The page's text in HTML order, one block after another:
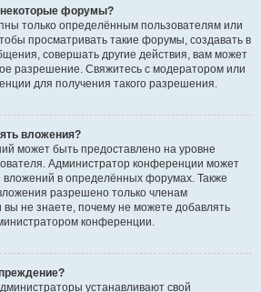
форумы?
только определённым пользователям или
просматривать такие форумы, создавать в
совершать другие действия, вам может
разрешение. Свяжитесь с модератором или
для получения такого разрешения.
вложения?
может быть предоставлено на уровне
Администратор конференции может
в определённых форумах. Также
разрешено только членам
не знаете, почему не можете добавлять
конференции.
устанавливают свой